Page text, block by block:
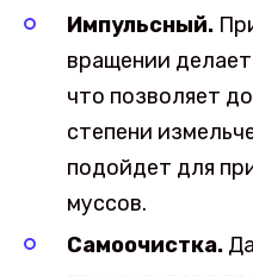
Импульсный.
вращении
что позволяет
степени
подойдет для
муссов.
Самоочистка.